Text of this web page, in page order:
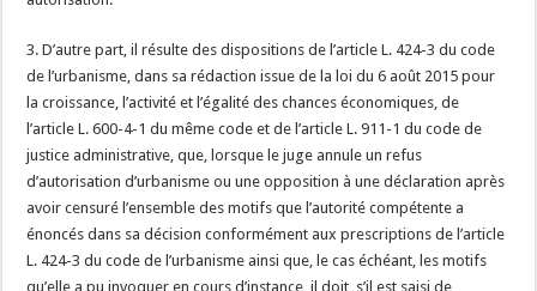
3. D’autre part, il résulte des dispositions de l’article L. 424-3 du code
de l’urbanisme, dans sa rédaction issue de la loi du 6 août 2015 pour
la croissance, l’activité et l’égalité des chances économiques, de
l’article L. 600-4-1 du même code et de l’article L. 911-1 du code de
justice administrative, que, lorsque le juge annule un refus
d’autorisation d’urbanisme ou une opposition à une déclaration après
avoir censuré l’ensemble des motifs que l’autorité compétente a
énoncés dans sa décision conformément aux prescriptions de l’article
L. 424-3 du code de l’urbanisme ainsi que, le cas échéant, les motifs
qu’elle a pu invoquer en cours d’instance, il doit, s’il est saisi de